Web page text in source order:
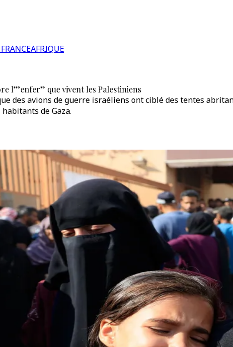
FRANCEAFRIQUE
l’”enfer” que vivent les Palestiniens
des avions de guerre israéliens ont ciblé des tentes
de Gaza.